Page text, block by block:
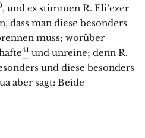
, und es stimmen R. Eli‘ezer
dass man diese besonders
muss; worüber
41 und unreine; denn R.
und diese besonders
aber sagt: Beide